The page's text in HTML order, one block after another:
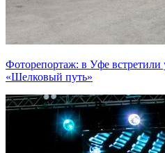
Фоторепортаж: в Уфе встретили
«Шелковый путь»